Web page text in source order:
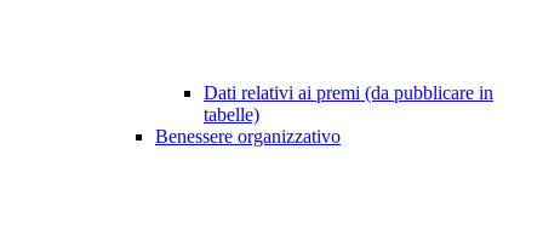
Dati relativi ai premi (da pubblicare in
tabelle)
Benessere organizzativo